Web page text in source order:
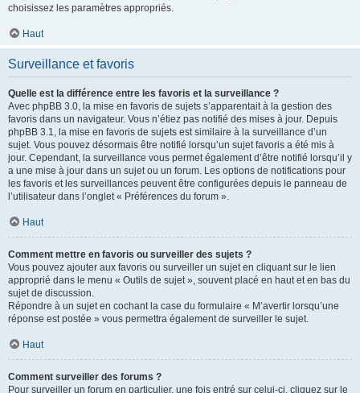
choisissez les paramètres appropriés.
Haut
Surveillance et favoris
Quelle est la différence entre les favoris et la surveillance ?
Avec phpBB 3.0, la mise en favoris de sujets s’apparentait à la gestion des
favoris dans un navigateur. Vous n’étiez pas notifié des mises à jour. Depuis
phpBB 3.1, la mise en favoris de sujets est similaire à la surveillance d’un
sujet. Vous pouvez désormais être notifié lorsqu’un sujet favoris a été mis à
jour. Cependant, la surveillance vous permet également d’être notifié lorsqu’il y
a une mise à jour dans un sujet ou un forum. Les options de notifications pour
les favoris et les surveillances peuvent être configurées depuis le panneau de
l’utilisateur dans l’onglet « Préférences du forum ».
Haut
Comment mettre en favoris ou surveiller des sujets ?
Vous pouvez ajouter aux favoris ou surveiller un sujet en cliquant sur le lien
approprié dans le menu « Outils de sujet », souvent placé en haut et en bas du
sujet de discussion.
Répondre à un sujet en cochant la case du formulaire « M’avertir lorsqu’une
réponse est postée » vous permettra également de surveiller le sujet.
Haut
Comment surveiller des forums ?
Pour surveiller un forum en particulier, une fois entré sur celui-ci, cliquez sur le